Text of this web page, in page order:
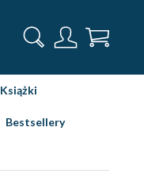
Książki
Bestsellery